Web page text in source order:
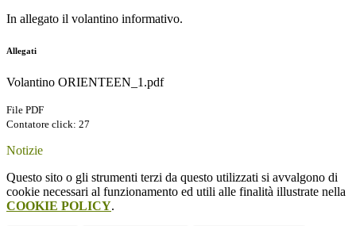
In allegato il volantino informativo.
Allegati
Volantino ORIENTEEN_1.pdf
File PDF
Contatore click: 27
Notizie
Questo sito o gli strumenti terzi da questo utilizzati si avvalgono di
cookie necessari al funzionamento ed utili alle finalità illustrate nella
COOKIE POLICY.